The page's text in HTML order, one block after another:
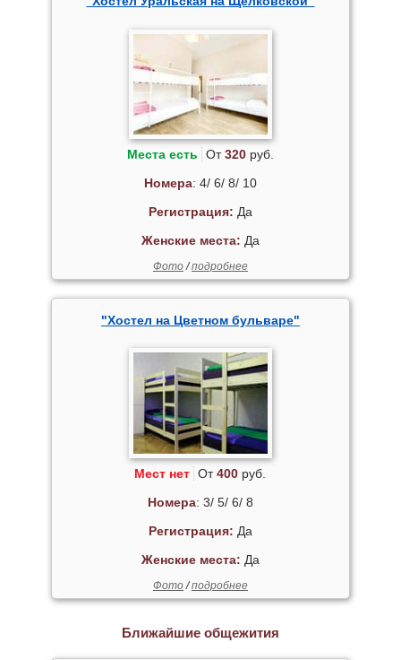
Места есть От320руб.
Номера: 4/ 6/ 8/ 10
Регистрация: Да
Женские места: Да
Фото/подробнее
"Хостел на Цветном бульваре"
Мест нет От400 руб.
Номера: 3/ 5/ 6/ 8
Регистрация: Да
Женские места: Да
Фото/подробнее
Ближайшие общежития